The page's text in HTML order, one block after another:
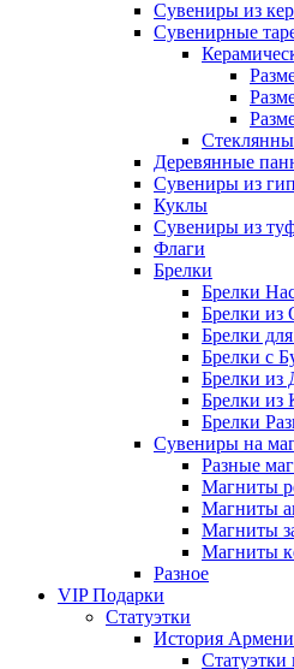
Сувениры из
Сувенирные
Деревянные
Сувениры из
Куклы
Сувениры из
Флаги
Брелки
Брелки
Брелки из
Брелки
Брелки с
Брелки из
Брелки из
Брелки
Сувениры на
Разные
Магниты
Магниты
Магниты
Магниты
Разное
VIP Подарки
Статуэтки
История
Статуэтки